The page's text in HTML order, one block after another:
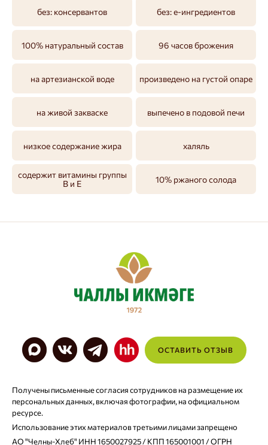
без: консервантов без: е-ингредиентов
100% натуральный состав 96 часов брожения
на артезианской воде произведено на густой опаре
на живой закваске выпечено в подовой печи
низкое содержание жира халяль
содержит витамины группы
В и Е
10% ржаного солода
ОСТАВИТЬ ОТЗЫВ
Получены письменные согласия сотрудников на размещение их
персональных данных, включая фотографии, на официальном
ресурсе.
Использование этих материалов третьими лицами запрещено
АО "Челны-Хлеб" ИНН 1650027925 / КПП 165001001 / ОГРН